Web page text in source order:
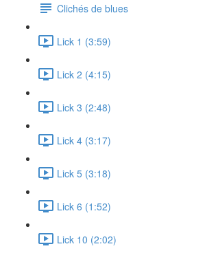
Clichés de blues
Lick 1 (3:59)
Lick 2 (4:15)
Lick 3 (2:48)
Lick 4 (3:17)
Lick 5 (3:18)
Lick 6 (1:52)
Lick 10 (2:02)